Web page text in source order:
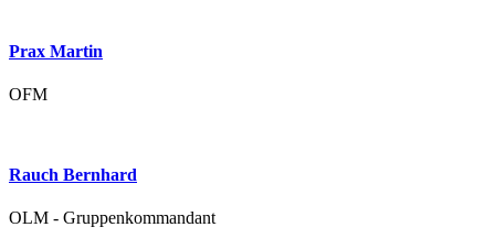
Prax Martin
OFM
Rauch Bernhard
OLM - Gruppenkommandant